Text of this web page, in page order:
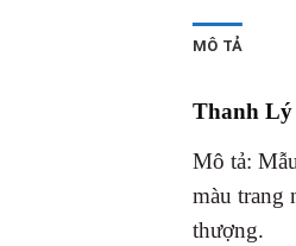
MÔ TẢ
Thanh Lý
Mô tả:
màu trang
thượng.